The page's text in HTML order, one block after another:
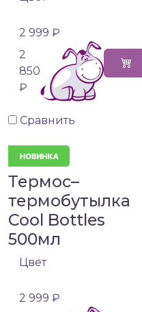
2 999 ₽
2
850
₽
Сравнить
Термос–
термобутылка
Cool Bottles
500мл
Цвет
2 999 ₽